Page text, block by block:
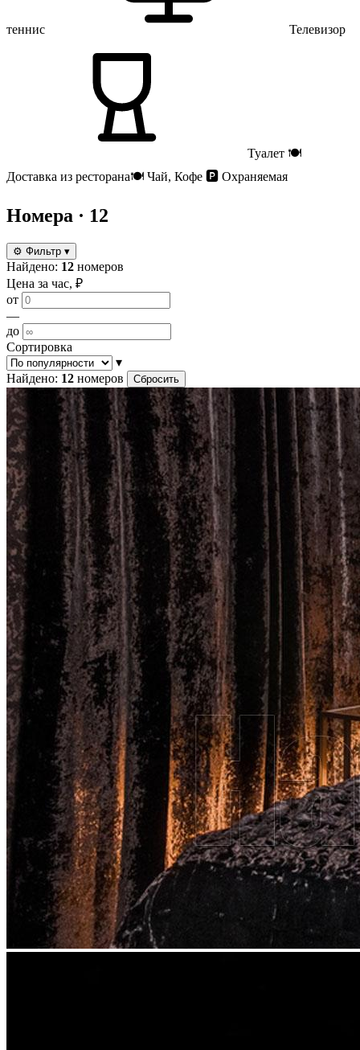
теннис Телевизор
Туалет 🍽
Доставка из ресторана🍽 Чай, Кофе 🅿️ Охраняемая
Номера · 12
⚙ Фильтр ▾
Найдено: 12 номеров
Цена за час, ₽
от
—
до
Сортировка
▾
Найдено: 12 номеров Сбросить